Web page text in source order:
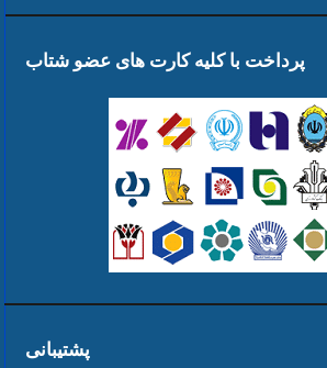
پرداخت با کلیه کارت های عضو شتاب
پشتیبانی